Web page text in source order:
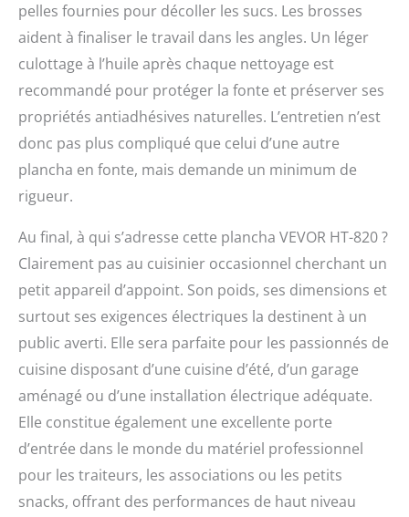
pelles fournies pour décoller les sucs. Les brosses
aident à finaliser le travail dans les angles. Un léger
culottage à l’huile après chaque nettoyage est
recommandé pour protéger la fonte et préserver ses
propriétés antiadhésives naturelles. L’entretien n’est
donc pas plus compliqué que celui d’une autre
plancha en fonte, mais demande un minimum de
rigueur.
Au final, à qui s’adresse cette plancha VEVOR HT-820 ?
Clairement pas au cuisinier occasionnel cherchant un
petit appareil d’appoint. Son poids, ses dimensions et
surtout ses exigences électriques la destinent à un
public averti. Elle sera parfaite pour les passionnés de
cuisine disposant d’une cuisine d’été, d’un garage
aménagé ou d’une installation électrique adéquate.
Elle constitue également une excellente porte
d’entrée dans le monde du matériel professionnel
pour les traiteurs, les associations ou les petits
snacks, offrant des performances de haut niveau